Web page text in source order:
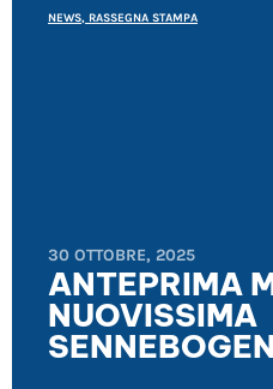
NEWS, RASSEGNA STAMPA
30 OTTOBRE, 2025
ANTEPRIMA
NUOVISSIMA